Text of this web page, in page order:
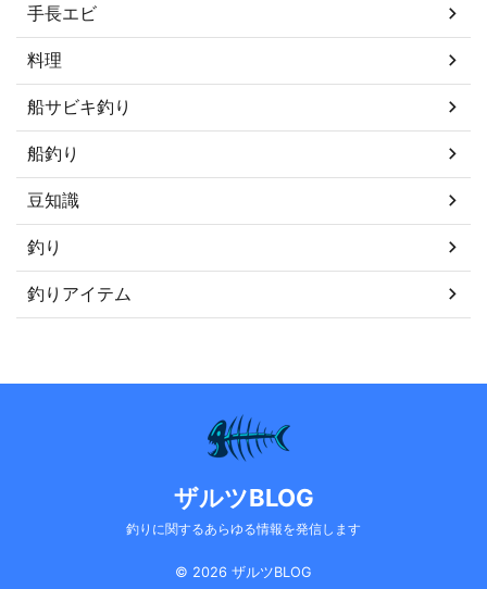
手長エビ
料理
船サビキ釣り
船釣り
豆知識
釣り
釣りアイテム
ザルツBLOG
釣りに関するあらゆる情報を発信します
© 2026 ザルツBLOG